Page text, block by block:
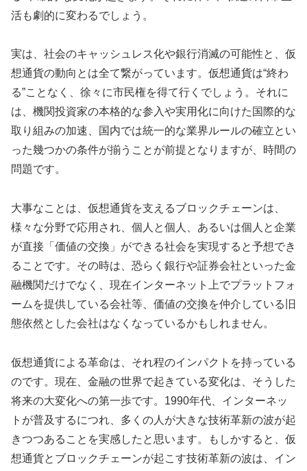
活も劇的に変わるでしょう。
実は、社会のキャッシュレス化や銀行消滅の可能性と、仮
想通貨の動向とは全て繋がっています。仮想通貨は“終わ
る”ことなく、徐々に市民権を得て行くでしょう。それに
は、機関投資家の本格的な参入や実用化に向けた国際的な
取り組みの加速、国内では統一的な業界ルールの確立とい
った幾つかの条件が揃うことが前提となりますが、時間の
問題です。
大事なことは、仮想通貨を支えるブロックチェーンは、
様々な分野で応用され、個人と個人、あるいは個人と企業
が直接「価値の交換」ができる社会を実現すると予想でき
ることです。その時は、恐らく銀行や証券会社といった金
融機関だけでなく、現在インターネット上でプラットフォ
ームを提供している会社等、価値の交換を仲介している旧
態依然とした会社はなくなっているかもしれません。
仮想通貨による革命は、それ程のインパクトを持っている
のです。現在、金融の世界で起きている変化は、そうした
将来の大変化への第一歩です。1990年代、インターネッ
トが普及するにつれ、多くの人が大きな技術革新の波が起
きつつあることを実感したと思います。もしかすると、仮
想通貨とブロックチェーンが起こす技術革新の波は、イン